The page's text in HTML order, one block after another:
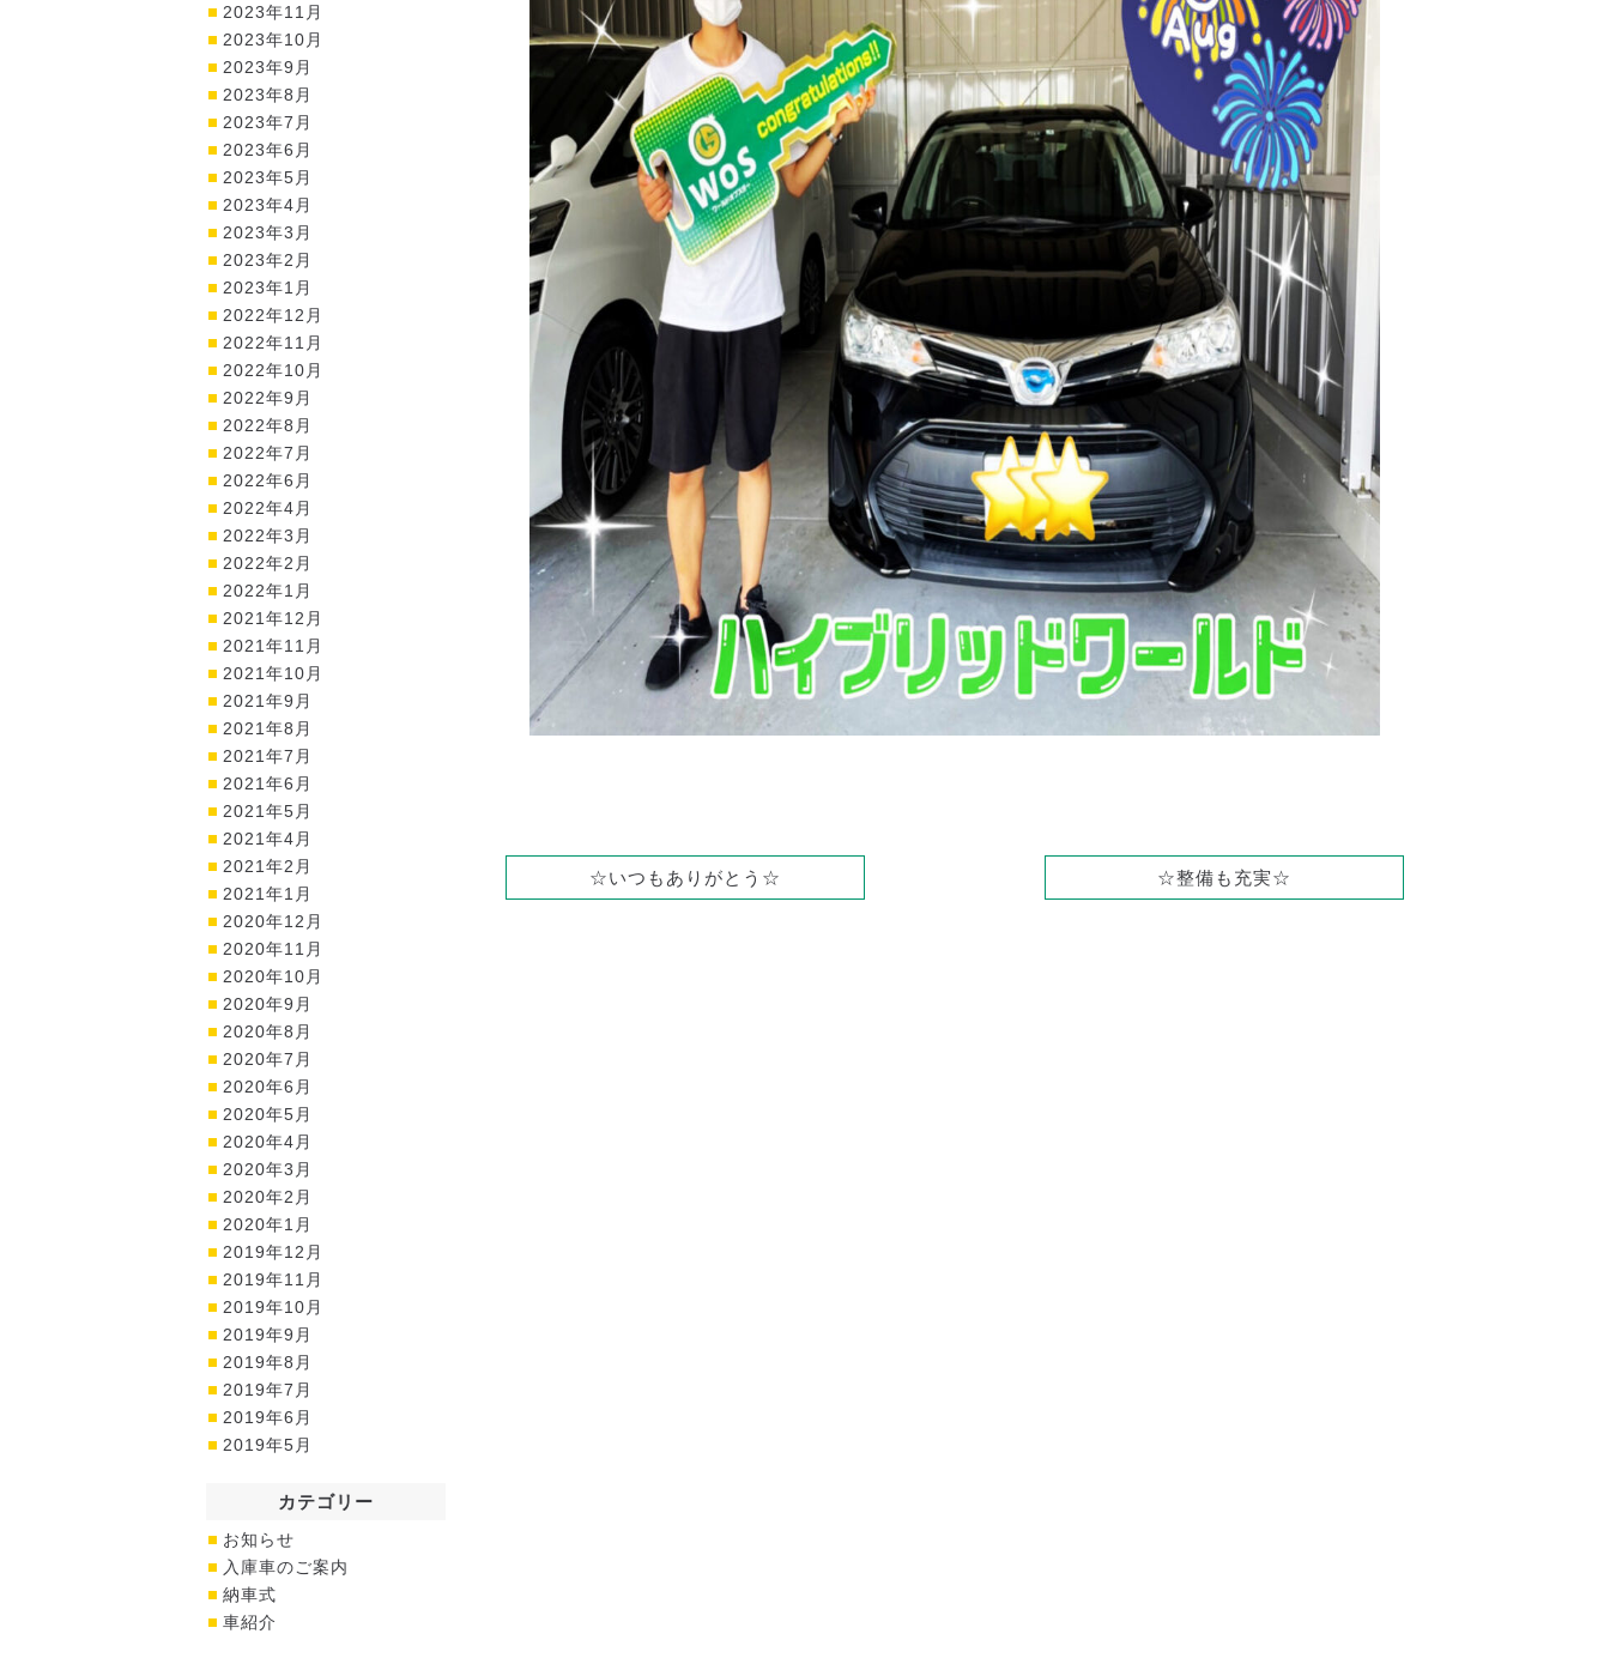
☆いつもありがとう☆ ☆整備も充実☆
2023年11月
2023年10月
2023年9月
2023年8月
2023年7月
2023年6月
2023年5月
2023年4月
2023年3月
2023年2月
2023年1月
2022年12月
2022年11月
2022年10月
2022年9月
2022年8月
2022年7月
2022年6月
2022年4月
2022年3月
2022年2月
2022年1月
2021年12月
2021年11月
2021年10月
2021年9月
2021年8月
2021年7月
2021年6月
2021年5月
2021年4月
2021年2月
2021年1月
2020年12月
2020年11月
2020年10月
2020年9月
2020年8月
2020年7月
2020年6月
2020年5月
2020年4月
2020年3月
2020年2月
2020年1月
2019年12月
2019年11月
2019年10月
2019年9月
2019年8月
2019年7月
2019年6月
2019年5月
カテゴリー
お知らせ
入庫車のご案内
納車式
車紹介